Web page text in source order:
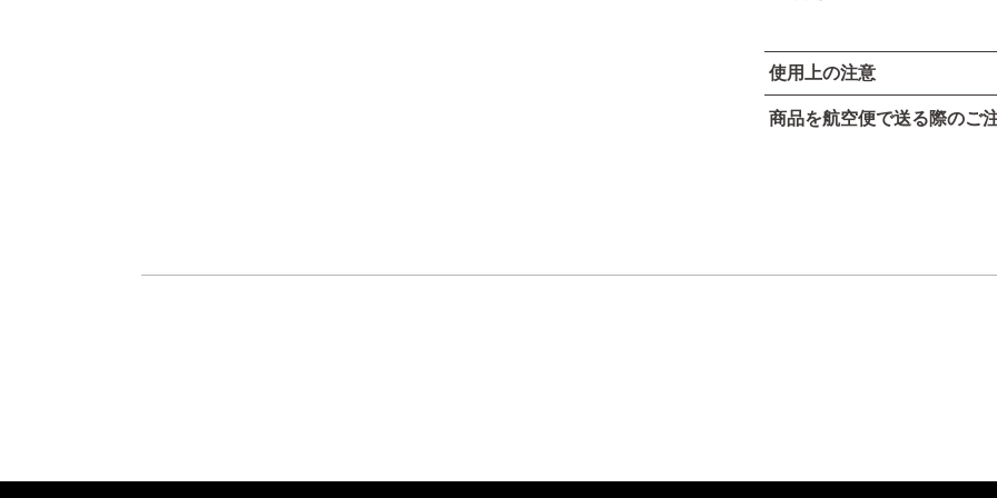
使用上の注意
カネボウ スクラビング
使用中、赤み、はれ、
商品を航空便で送る際のご
可燃性固体に該当しない​